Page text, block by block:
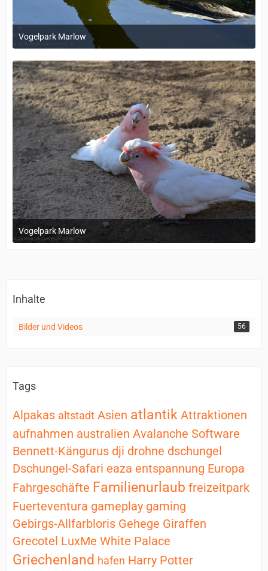
Vogelpark Marlow
1. Dezember 2023 um 11:37
Vogelpark Marlow
1. Dezember 2023 um 11:37
Inhalte
Bilder und Videos 56
Tags
Alpakas altstadt Asien atlantik Attraktionen
aufnahmen australien Avalanche Software
Bennett-Kängurus dji drohne dschungel
Dschungel-Safari eaza entspannung Europa
Fahrgeschäfte Familienurlaub freizeitpark
Fuerteventura gameplay gaming
Gebirgs-Allfarbloris Gehege Giraffen
Grecotel LuxMe White Palace
Griechenland hafen Harry Potter